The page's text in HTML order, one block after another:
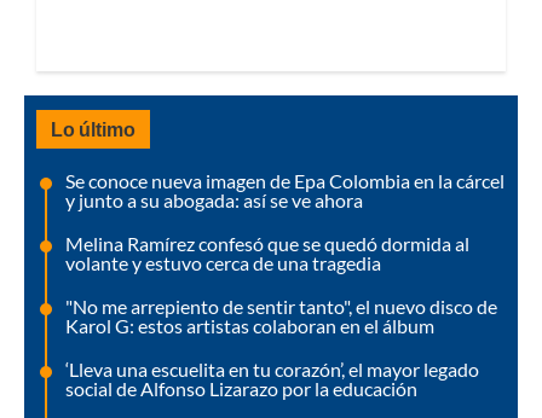
Lo último
Se conoce nueva imagen de Epa Colombia en la cárcel
y junto a su abogada: así se ve ahora
Melina Ramírez confesó que se quedó dormida al
volante y estuvo cerca de una tragedia
"No me arrepiento de sentir tanto", el nuevo disco de
Karol G: estos artistas colaboran en el álbum
‘Lleva una escuelita en tu corazón’, el mayor legado
social de Alfonso Lizarazo por la educación